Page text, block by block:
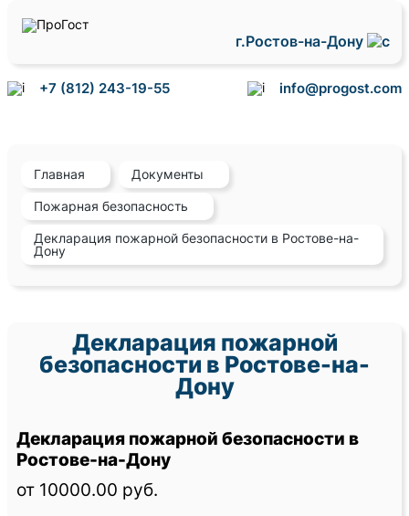
г.Ростов-на-Дону
+7 (812) 243-19-55 info@progost.com
Главная Документы
Пожарная безопасность
Декларация пожарной безопасности в Ростове-на-
Дону
Декларация пожарной
безопасности в Ростове-на-
Дону
Декларация пожарной безопасности в
Ростове-на-Дону
от 10000.00 руб.